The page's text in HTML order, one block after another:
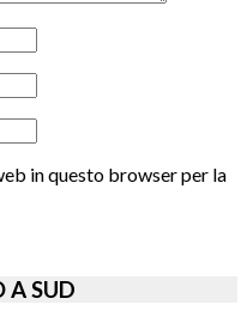
in questo browser per la
A SUD